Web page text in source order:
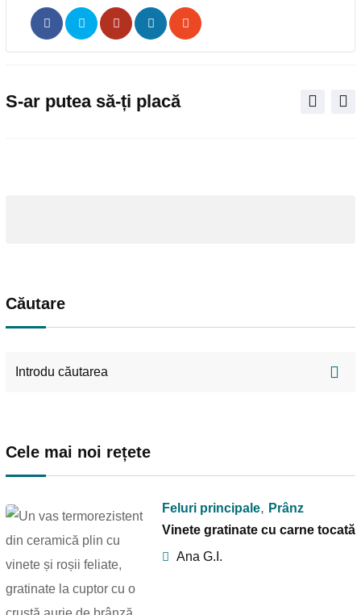
PinterestShare
Print
S-ar putea să-ți placă
Căutare
Cele mai noi rețete
Feluri principale, Prânz
Vinete gratinate cu carne tocată
Ana G.I.